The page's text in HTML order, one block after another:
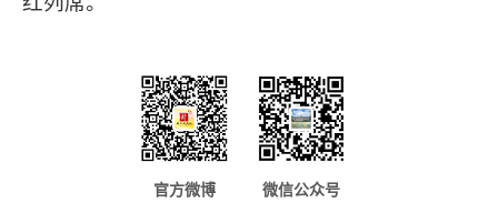
官方微博 微信公众号